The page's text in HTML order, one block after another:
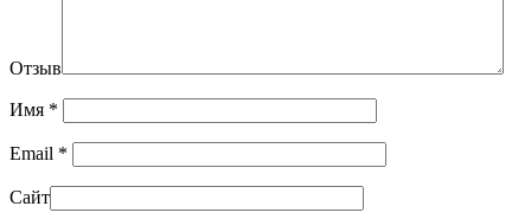
Отзыв
Имя *
Email *
Сайт